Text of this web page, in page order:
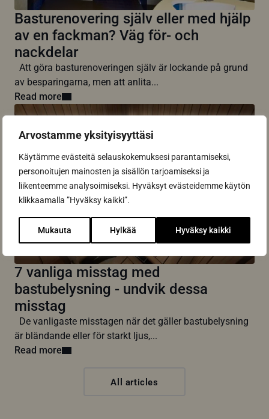
Arvostamme yksityisyyttäsi
Käytämme evästeitä selauskokemuksesi parantamiseksi,
personoitujen mainosten ja sisällön tarjoamiseksi ja
liikenteemme analysoimiseksi. Hyväksyt evästeidemme käytön
klikkaamalla ”Hyväksy kaikki”.
Mukauta Hylkää Hyväksy kaikki
Basturenovering själv eller med hjälp
av en fackman? Väg för- och
nackdelar
Att göra basturenoveringen själv är lockande på grund
av besparingarna, men att anlita...
Read more
7 vanliga misstag med
bastubelysning - undvik dessa
misstag
De vanligaste misstagen när det gäller bastubelysning
är bländande eller för starkt ljus,...
Read more
All articles